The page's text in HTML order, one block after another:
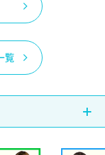
覧